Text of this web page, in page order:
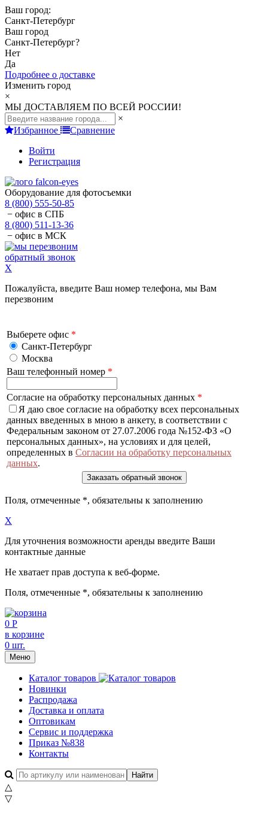
Ваш город:
Санкт-Петербург
Ваш город
Санкт-Петербург?
Нет
Да
Подробнее о доставке
Изменить город
×
МЫ ДОСТАВЛЯЕМ ПО ВСЕЙ РОССИИ!
×
Избранное
Сравнение
Войти
Регистрация
Оборудование для фотосъемки
8 (800) 555-50-85
− офис в СПБ
8 (800) 511-13-36
− офис в МСК
обратный звонок
X
Пожалуйста, введите Ваш номер телефона, мы Вам
перезвоним
Выберете офис *
Санкт-Петербург
Москва
Ваш телефонный номер *
Согласие на обработку персональных данных *
Я даю свое согласие на обработку всех персональных
данных введенных в мною в анкету, в соответствии с
Федеральным законом от 27.07.2006 года №152-ФЗ «О
персональных данных», на условиях и для целей,
определенных в Согласии на обработку персональных
данных.
Поля, отмеченные *, обязательны к заполнению
X
Для уточнения возможности аренды введите Ваши
контактные данные
Не хватает прав доступа к веб-форме.
Поля, отмеченные *, обязательны к заполнению
0 Р
в корзине
0 шт.
Меню
Каталог товаров
Новинки
Распродажа
Доставка и оплата
Оптовикам
Сервис и поддержка
Приказ №838
Контакты
△
▽